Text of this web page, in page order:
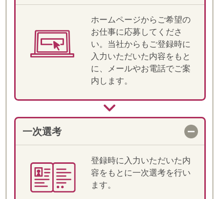
より電話でお仕事の詳細説
明と条件・ご経験の確認を
します。
行の上、就業先へ訪問がで
双方合意の上、就業が決定
します。就業前には、マイ
ページ上でオリエンテーシ